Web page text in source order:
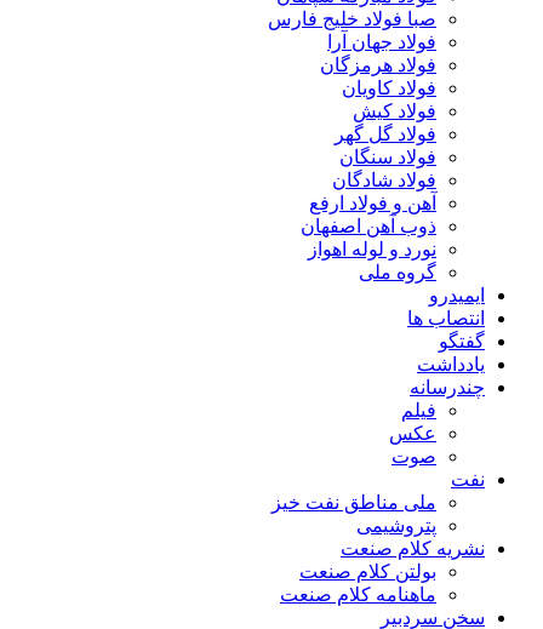
صبا فولاد خلیج فارس
فولاد جهان آرا
فولاد هرمزگان
فولاد کاویان
فولاد کیش
فولاد گل گهر
فولاد سنگان
فولاد شادگان
آهن و فولاد ارفع
ذوب آهن اصفهان
نورد و لوله اهواز
گروه ملی
ایمیدرو
انتصاب ها
گفتگو
یادداشت
چندرسانه
فیلم
عکس
صوت
نفت
ملی مناطق نفت خیز
پتروشیمی
نشریه کلام صنعت
بولتن کلام صنعت
ماهنامه کلام صنعت
سخن سردبیر